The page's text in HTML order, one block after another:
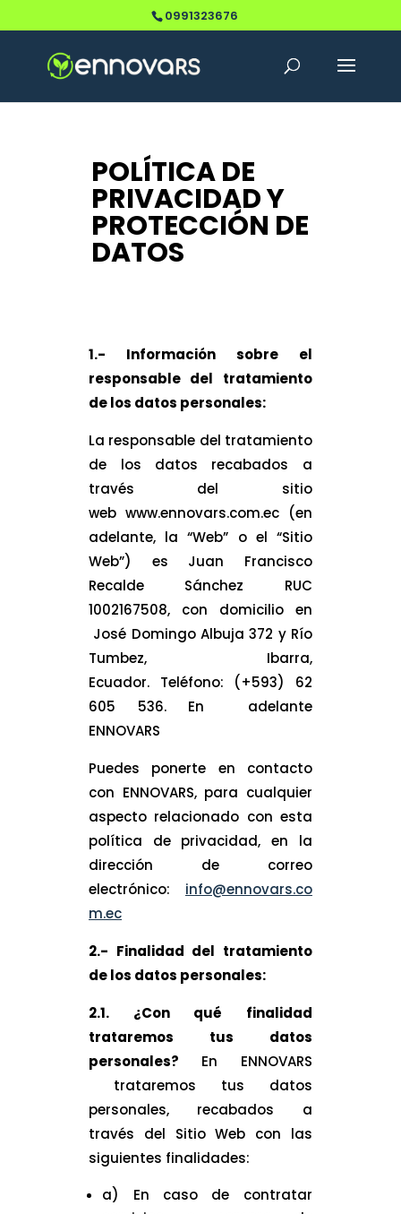
0991323676
POLÍTICA DE
PRIVACIDAD Y
PROTECCIÓN DE
DATOS
1.- Información sobre el
responsable del tratamiento
de los datos personales:
La responsable del tratamiento
de los datos recabados a
través del sitio
web www.ennovars.com.ec (en
adelante, la “Web” o el “Sitio
Web”) es Juan Francisco
Recalde Sánchez RUC
1002167508, con domicilio en
José Domingo Albuja 372 y Río
Tumbez, Ibarra,
Ecuador. Teléfono: (+593) 62
605 536. En adelante
ENNOVARS
Puedes ponerte en contacto
con ENNOVARS, para cualquier
aspecto relacionado con esta
política de privacidad, en la
dirección de correo
electrónico: info@ennovars.co
m.ec
2.- Finalidad del tratamiento
de los datos personales:
2.1. ¿Con qué finalidad
trataremos tus datos
personales? En ENNOVARS
trataremos tus datos
personales, recabados a
través del Sitio Web con las
siguientes finalidades:
a) En caso de contratar